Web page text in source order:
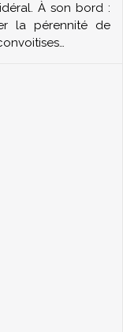
À son bord :
la pérennité de